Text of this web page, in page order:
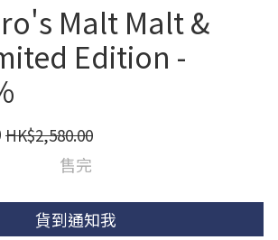
Malt Malt &
Edition -
HK$2,580.00
售完
貨到通知我